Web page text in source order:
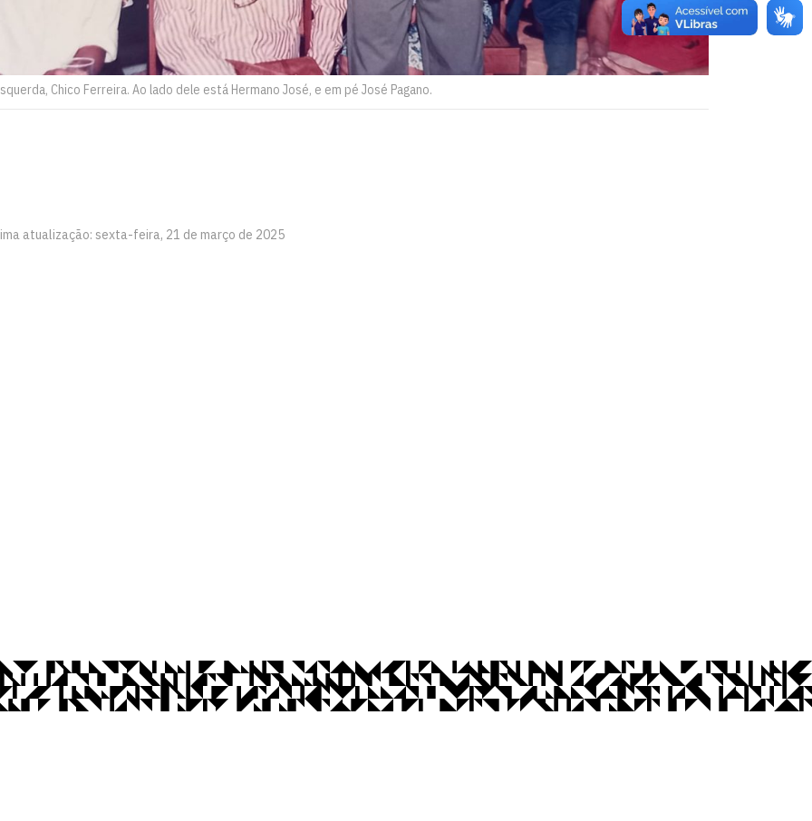
Chico Ferreira. Ao lado dele está Hermano José, e em pé José Pagano.
atualização: sexta-feira, 21 de março de 2025